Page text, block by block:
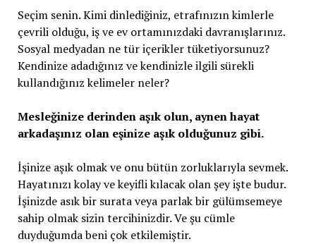
Seçim senin. Kimi dinlediğiniz, etrafınızın kimlerle
çevrili olduğu, iş ve ev ortamınızdaki davranışlarınız.
Sosyal medyadan ne tür içerikler tüketiyorsunuz?
Kendinize adadığınız ve kendinizle ilgili sürekli
kullandığınız kelimeler neler?
Mesleğinize derinden aşık olun, aynen hayat
arkadaşınız olan eşinize aşık olduğunuz gibi.
İşinize aşık olmak ve onu bütün zorluklarıyla sevmek.
Hayatınızı kolay ve keyifli kılacak olan şey işte budur.
İşinizde asık bir surata veya parlak bir gülümsemeye
sahip olmak sizin tercihinizdir. Ve şu cümle
duyduğumda beni çok etkilemiştir.